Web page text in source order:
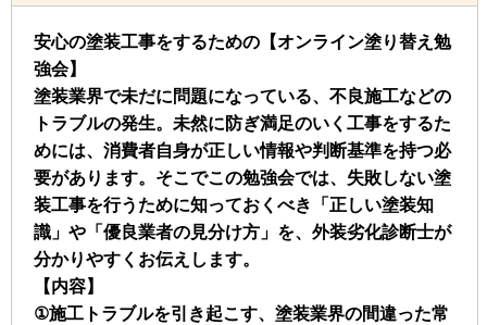
安心の塗装工事をするための【オンライン塗り替え勉
強会】
塗装業界で未だに問題になっている、不良施工などの
トラブルの発生。未然に防ぎ満足のいく工事をするた
めには、消費者自身が正しい情報や判断基準を持つ必
要があります。そこでこの勉強会では、失敗しない塗
装工事を行うために知っておくべき「正しい塗装知
識」や「優良業者の見分け方」を、外装劣化診断士が
分かりやすくお伝えします。
【内容】
①施工トラブルを引き起こす、塗装業界の間違った常